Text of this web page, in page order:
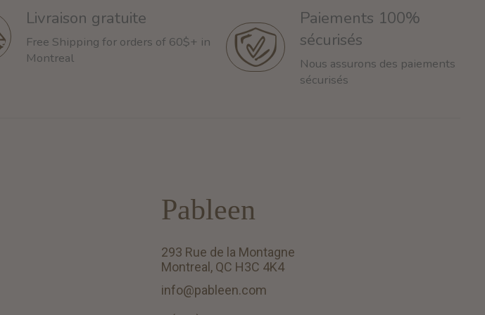
Livraison gratuite
Free Shipping for orders of 60$+ in
Montreal
Paiements 100%
sécurisés
Nous assurons des paiements
sécurisés
Pableen
293 Rue de la Montagne
Montreal, QC H3C 4K4
info@pableen.com